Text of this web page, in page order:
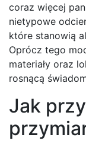
coraz więcej
nietypowe
które stanowią
Oprócz tego
materiały oraz
rosnącą
Jak